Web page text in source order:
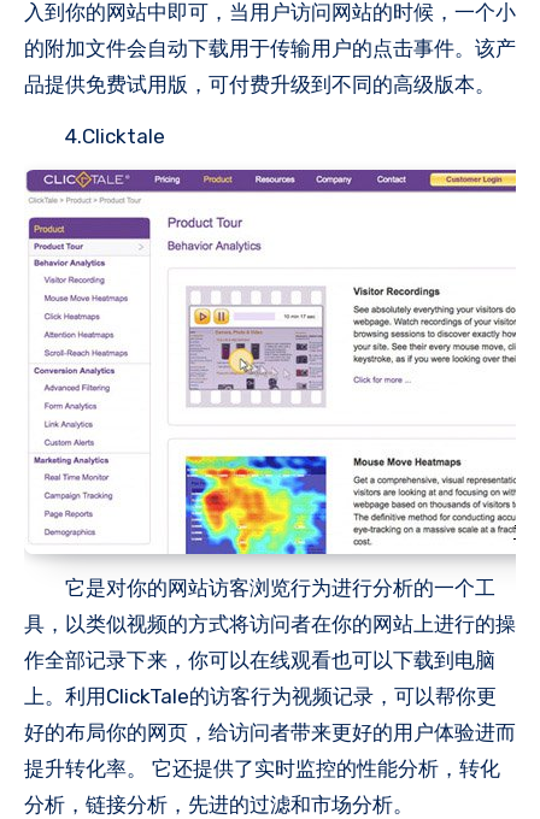
入到你的网站中即可，当用户访问网站的时候，一个小
的附加文件会自动下载用于传输用户的点击事件。该产
品提供免费试用版，可付费升级到不同的高级版本。
4.Clicktale
它是对你的网站访客浏览行为进行分析的一个工
具，以类似视频的方式将访问者在你的网站上进行的操
作全部记录下来，你可以在线观看也可以下载到电脑
上。利用ClickTale的访客行为视频记录，可以帮你更
好的布局你的网页，给访问者带来更好的用户体验进而
提升转化率。 它还提供了实时监控的性能分析，转化
分析，链接分析，先进的过滤和市场分析。